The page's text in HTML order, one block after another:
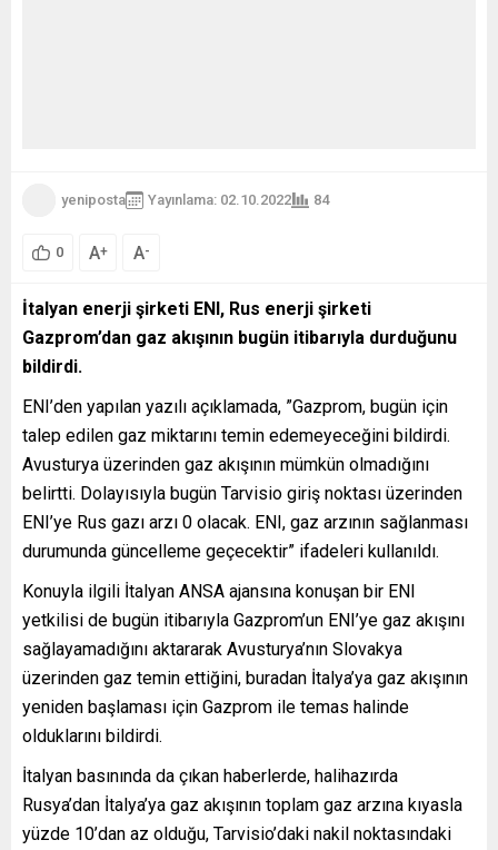
yeniposta Yayınlama: 02.10.2022 84
0 A+ A-
İtalyan enerji şirketi ENI, Rus enerji şirketi
Gazprom’dan gaz akışının bugün itibarıyla durduğunu
bildirdi.
ENI’den yapılan yazılı açıklamada, ”Gazprom, bugün için
talep edilen gaz miktarını temin edemeyeceğini bildirdi.
Avusturya üzerinden gaz akışının mümkün olmadığını
belirtti. Dolayısıyla bugün Tarvisio giriş noktası üzerinden
ENI’ye Rus gazı arzı 0 olacak. ENI, gaz arzının sağlanması
durumunda güncelleme geçecektir” ifadeleri kullanıldı.
Konuyla ilgili İtalyan ANSA ajansına konuşan bir ENI
yetkilisi de bugün itibarıyla Gazprom’un ENI’ye gaz akışını
sağlayamadığını aktararak Avusturya’nın Slovakya
üzerinden gaz temin ettiğini, buradan İtalya’ya gaz akışının
yeniden başlaması için Gazprom ile temas halinde
olduklarını bildirdi.
İtalyan basınında da çıkan haberlerde, halihazırda
Rusya’dan İtalya’ya gaz akışının toplam gaz arzına kıyasla
yüzde 10’dan az olduğu, Tarvisio’daki nakil noktasındaki